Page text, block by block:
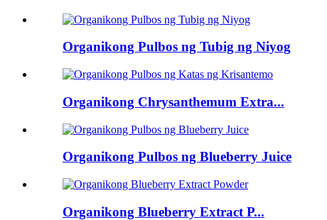
Organikong Pulbos ng Tubig ng Niyog
Organikong Chrysanthemum Extra...
Organikong Pulbos ng Blueberry Juice
Organikong Blueberry Extract P...